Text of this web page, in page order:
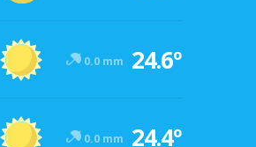
0.0 mm 24.6º
0.0 mm 24.4º